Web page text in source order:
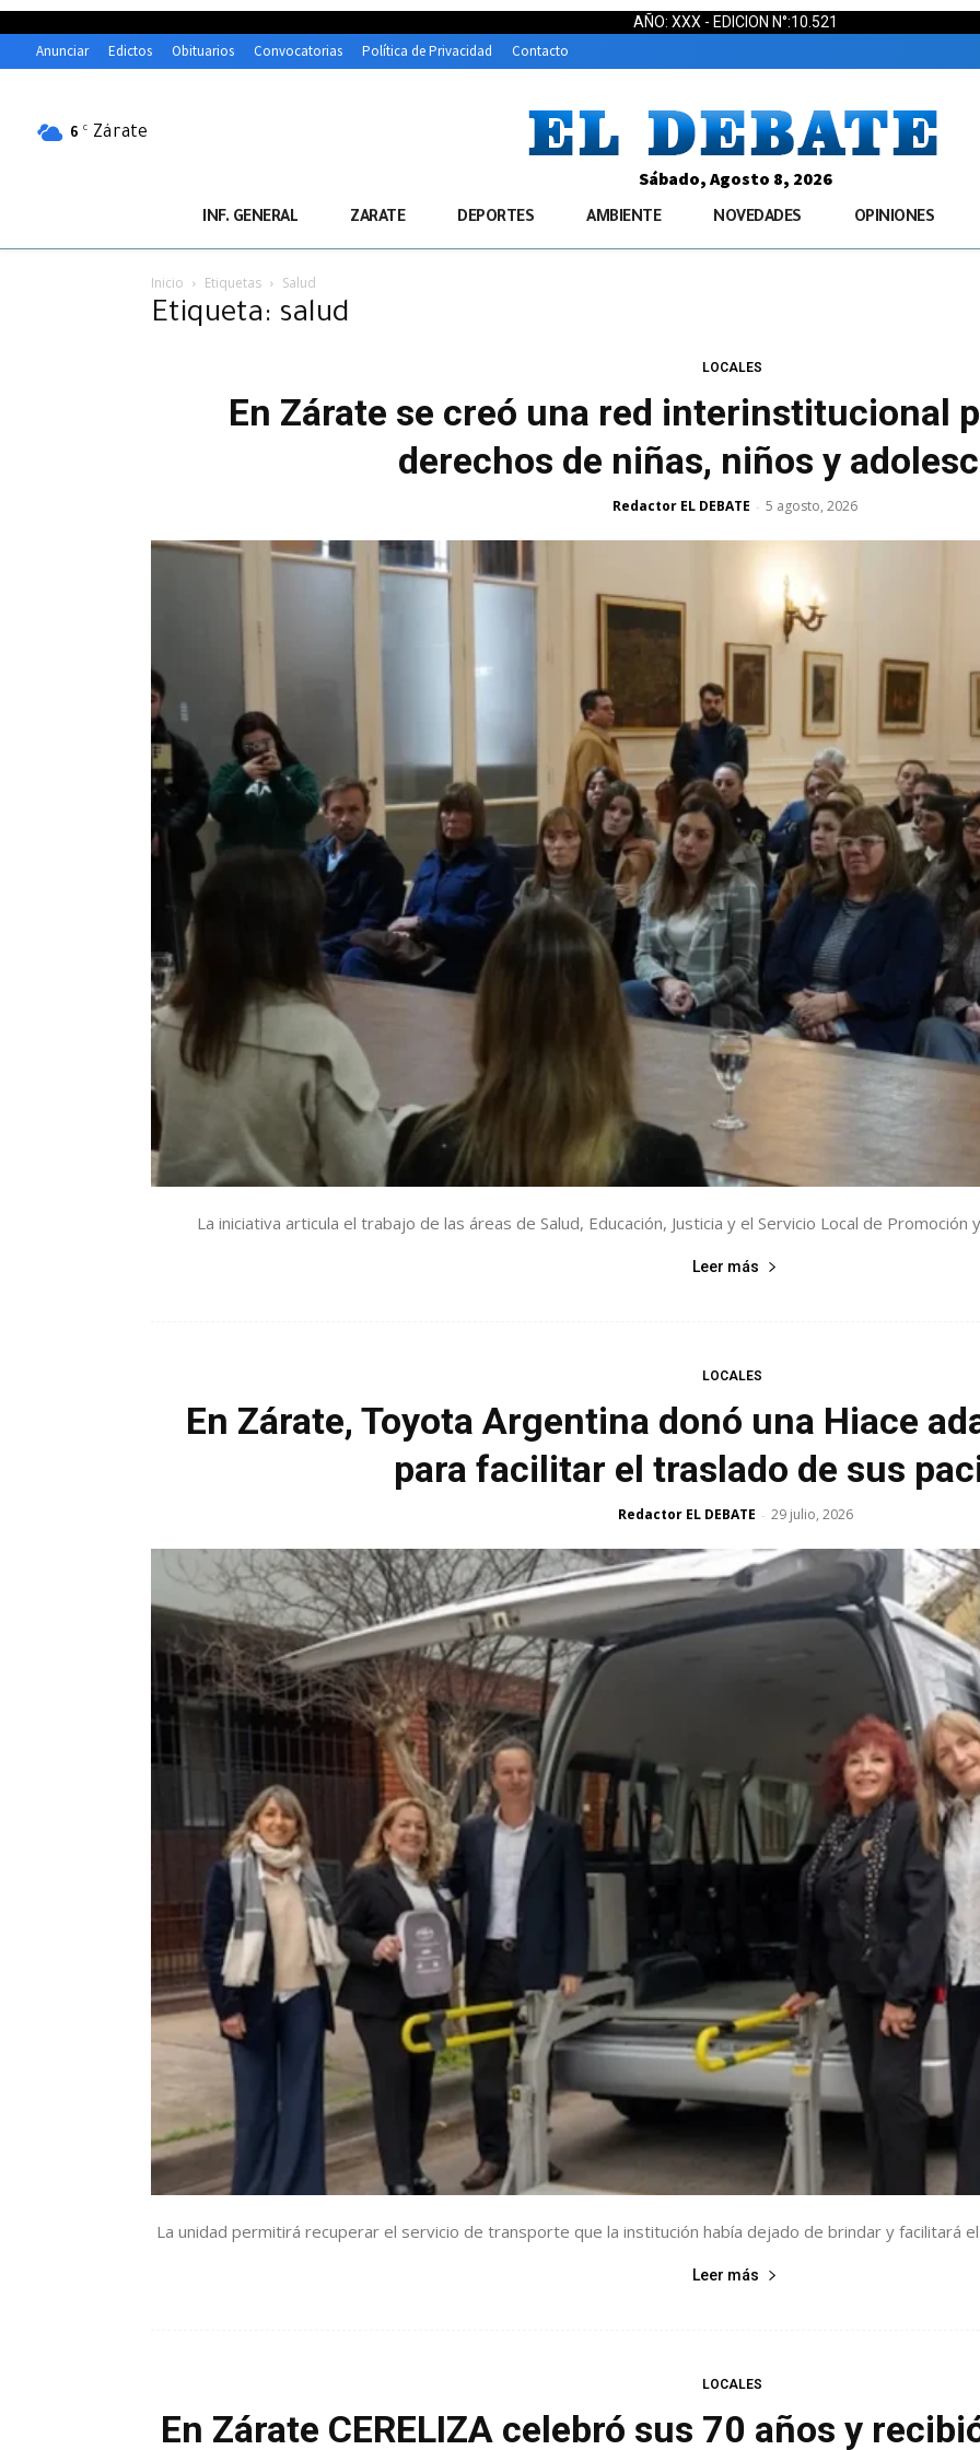
AÑO: XXX - EDICION N°:10.521
Anunciar Edictos Obituarios Convocatorias Política de Privacidad Contacto
6 C Zárate
Sábado, Agosto 8, 2026
INF. GENERAL ZARATE DEPORTES AMBIENTE NOVEDADES OPINIONES
Inicio Etiquetas Salud
Etiqueta: salud
LOCALES
En Zárate se creó una red interinstitucional
derechos de niñas, niños y
Redactor EL DEBATE - 5 agosto, 2026
La iniciativa articula el trabajo de las áreas de Salud, Educación, Justicia y el Servicio Local de
Leer más
LOCALES
En Zárate, Toyota Argentina donó una Hiace
para facilitar el traslado de sus
Redactor EL DEBATE - 29 julio, 2026
La unidad permitirá recuperar el servicio de transporte que la institución había dejado de brindar y facilitará
Leer más
LOCALES
En Zárate CERELIZA celebró sus 70 años y